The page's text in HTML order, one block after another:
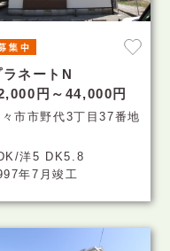
ラネートN
円～44,000円
々市市野代3丁目37番地
洋5 DK5.8
年7月竣工